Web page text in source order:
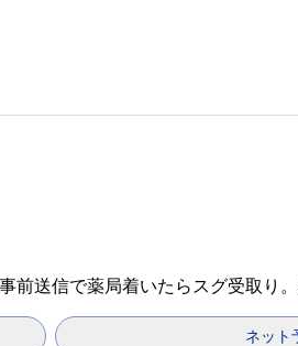
前送信で薬局着いたらスグ受取り
ネット